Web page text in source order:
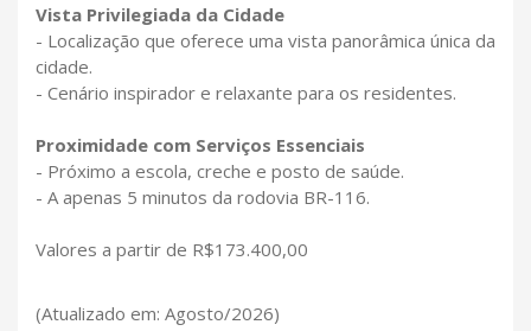
Vista Privilegiada da Cidade
- Localização que oferece uma vista panorâmica única da
cidade.
- Cenário inspirador e relaxante para os residentes.
Proximidade com Serviços Essenciais
- Próximo a escola, creche e posto de saúde.
- A apenas 5 minutos da rodovia BR-116.
Valores a partir de R$173.400,00
(Atualizado em: Agosto/2026)